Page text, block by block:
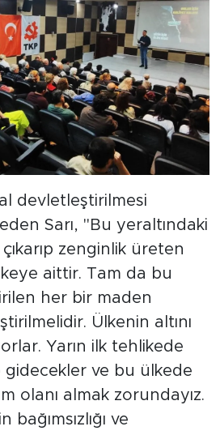
devletleştirilmesi
Sarı, "Bu yeraltındaki
zenginlik üreten
aittir. Tam da bu
her bir maden
Ülkenin altını
Yarın ilk tehlikede
gidecekler ve bu ülkede
olanı almak zorundayız.
ve